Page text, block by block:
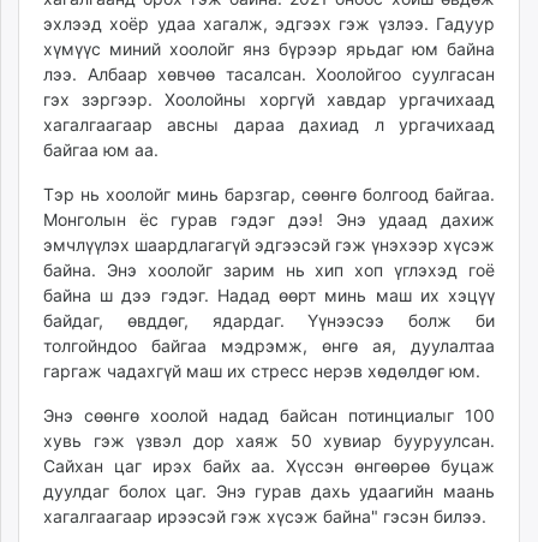
эхлээд хоёр удаа хагалж, эдгээх гэж үзлээ. Гадуур
хүмүүс миний хоолойг янз бүрээр ярьдаг юм байна
лээ. Албаар хөвчөө тасалсан. Хоолойгоо суулгасан
гэх зэргээр. Хоолойны хоргүй хавдар ургачихаад
хагалгаагаар авсны дараа дахиад л ургачихаад
байгаа юм аа.
Тэр нь хоолойг минь барзгар, сөөнгө болгоод байгаа.
Монголын ёс гурав гэдэг дээ! Энэ удаад дахиж
эмчлүүлэх шаардлагагүй эдгээсэй гэж үнэхээр хүсэж
байна. Энэ хоолойг зарим нь хип хоп үглэхэд гоё
байна ш дээ гэдэг. Надад өөрт минь маш их хэцүү
байдаг, өвддөг, ядардаг. Үүнээсээ болж би
толгойндоо байгаа мэдрэмж, өнгө ая, дуулалтаа
гаргаж чадахгүй маш их стресс нерэв хөдөлдөг юм.
Энэ сөөнгө хоолой надад байсан потинциалыг 100
хувь гэж үзвэл дор хаяж 50 хувиар бууруулсан.
Сайхан цаг ирэх байх аа. Хүссэн өнгөөрөө буцаж
дуулдаг болох цаг. Энэ гурав дахь удаагийн маань
хагалгаагаар ирээсэй гэж хүсэж байна" гэсэн билээ.